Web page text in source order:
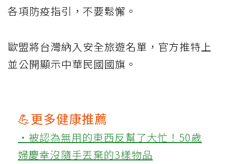
各項防疫指引，不要鬆懈。
歐盟將台灣納入安全旅遊名單，官方推特上
並公開顯示中華民國國旗。
💪更多健康推薦
‧被認為無用的東西反幫了大忙！50歲
婦慶幸沒隨手丟棄的3樣物品